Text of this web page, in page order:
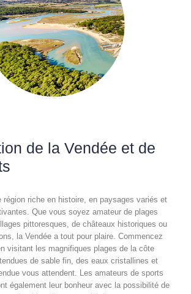
de la Vendée et de
région riche en histoire, en paysages variés et
Que vous soyez amateur de plages
pittoresques, de châteaux historiques ou
la Vendée a tout pour plaire. Commencez
visitant les magnifiques plages de la côte
de sable fin, des eaux cristallines et
vous attendent. Les amateurs de sports
également leur bonheur avec la possibilité de